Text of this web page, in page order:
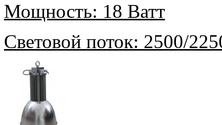
Мощность: 18 Ватт
Световой поток: 2500/